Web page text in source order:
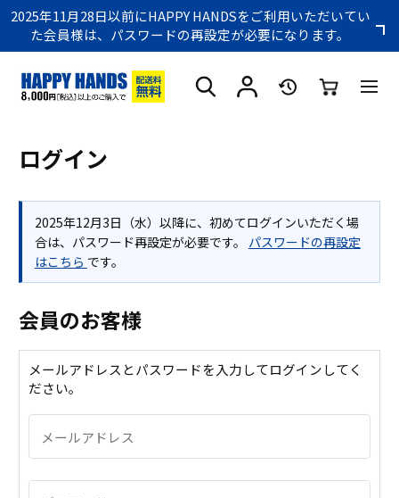
2025年11月28日以前にHAPPY HANDSをご利用いただいてい
た会員様は、パスワードの再設定が必要になります。
ログイン
2025年12月3日（水）以降に、初めてログインいただく場
合は、パスワード再設定が必要です。 パスワードの再設定
はこちら です。
会員のお客様
メールアドレスとパスワードを入力してログインしてく
ださい。